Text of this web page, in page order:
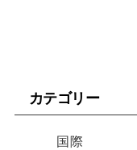
カテゴリー
国際